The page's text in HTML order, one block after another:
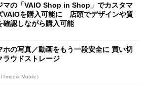
マの「VAIO Shop in Shop」でカスタマ
VAIOを購入可能に 店頭でデザインや質
確認しながら購入可能
ホの写真／動画をもう一段安全に 買い切
ラウドストレージ
Mobile）